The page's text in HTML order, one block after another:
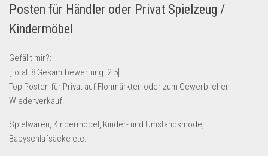
Lebensmittel & Getränke
Multimedia & Elektro
Münzen
Spielzeug & Games
Uhren & Schmuck
Posten für Händler oder Privat Spielzeug /
Kindermöbel
Gefällt mir?:
[Total: 8 Gesamtbewertung: 2.5
Top Posten für Privat auf Flohmärkten oder zum Gewerblichen
Wiederverkauf.
Spielwaren, Kindermöbel, Kinder- und Umstandsmode,
Babyschlafsäcke etc.